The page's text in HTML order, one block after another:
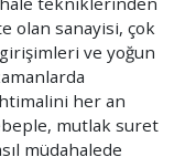
olan sanayisi, çok
ve yoğun
her an
mutlak suret
müdahalede